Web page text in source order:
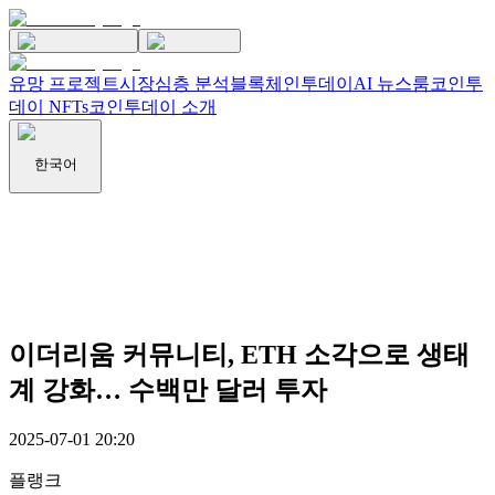
유망 프로젝트시장심층 분석블록체인투데이 AI 뉴스룸코인투
데이 NFTs코인투데이 소개
한국어
이더리움 커뮤니티, ETH 소각으로 생태
계 강화… 수백만 달러 투자
2025-07-01 20:20
플랭크